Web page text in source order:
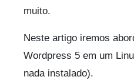
muito.
Neste artigo iremos
Wordpress 5 em um
nada instalado).